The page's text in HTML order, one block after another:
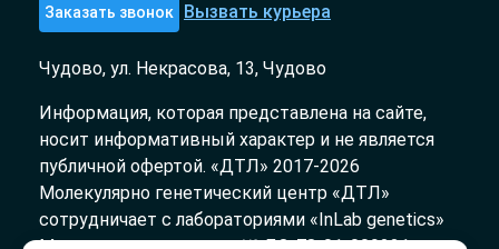
Заказать звонок Вызвать курьера
Чудово, ул. Некрасова, 13, Чудово
Информация, которая представлена на сайте,
носит информативный характер и не является
публичной офертой. «ДТЛ» 2017-2026
Молекулярно генетический центр «ДТЛ»
сотрудничает с лабораториями «InLab genetics»